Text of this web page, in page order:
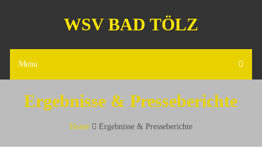
WSV BAD TÖLZ
Menu
Ergebnisse & Presseberichte
Home Ergebnisse & Presseberichte